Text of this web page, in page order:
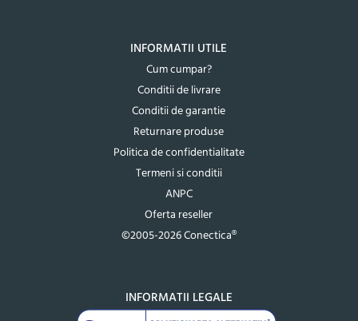
INFORMATII UTILE
Cum cumpar?
Conditii de livrare
Conditii de garantie
Returnare produse
Politica de confidentialitate
Termeni si conditii
ANPC
Oferta reseller
©2005-2026 Conectica®
INFORMATII LEGALE